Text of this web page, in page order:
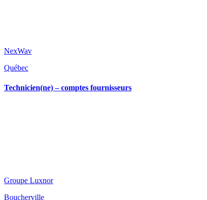
NexWav
Québec
Technicien(ne) – comptes fournisseurs
Groupe Luxnor
Boucherville